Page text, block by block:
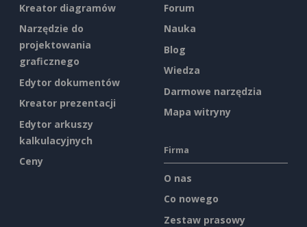
Kreator diagramów
Narzędzie do
projektowania
graficznego
Edytor dokumentów
Kreator prezentacji
Edytor arkuszy
kalkulacyjnych
Ceny
Forum
Nauka
Blog
Wiedza
Darmowe narzędzia
Mapa witryny
Firma
O nas
Co nowego
Zestaw prasowy